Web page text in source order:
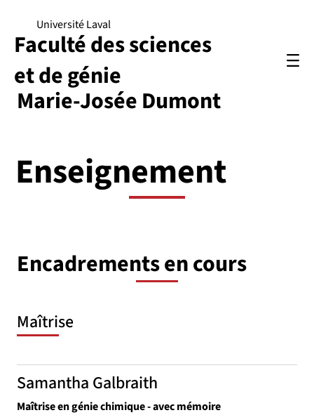
Marie-Josée Dumont
Université Laval
Faculté des sciences
et de génie
Enseignement
Encadrements en cours
Maîtrise
Samantha Galbraith
Maîtrise en génie chimique - avec mémoire